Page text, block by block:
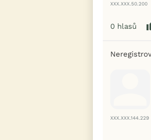
XXX.XXX.50.200
0 hlasů
XXX.XXX.144.229